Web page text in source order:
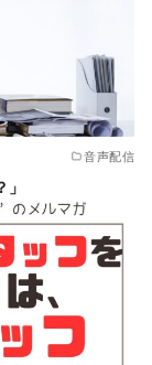
音声配信